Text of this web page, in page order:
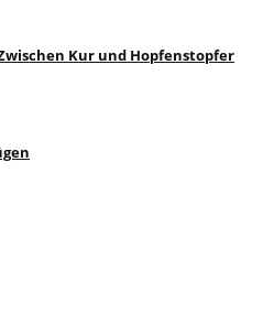
Kur und Hopfenstopfer